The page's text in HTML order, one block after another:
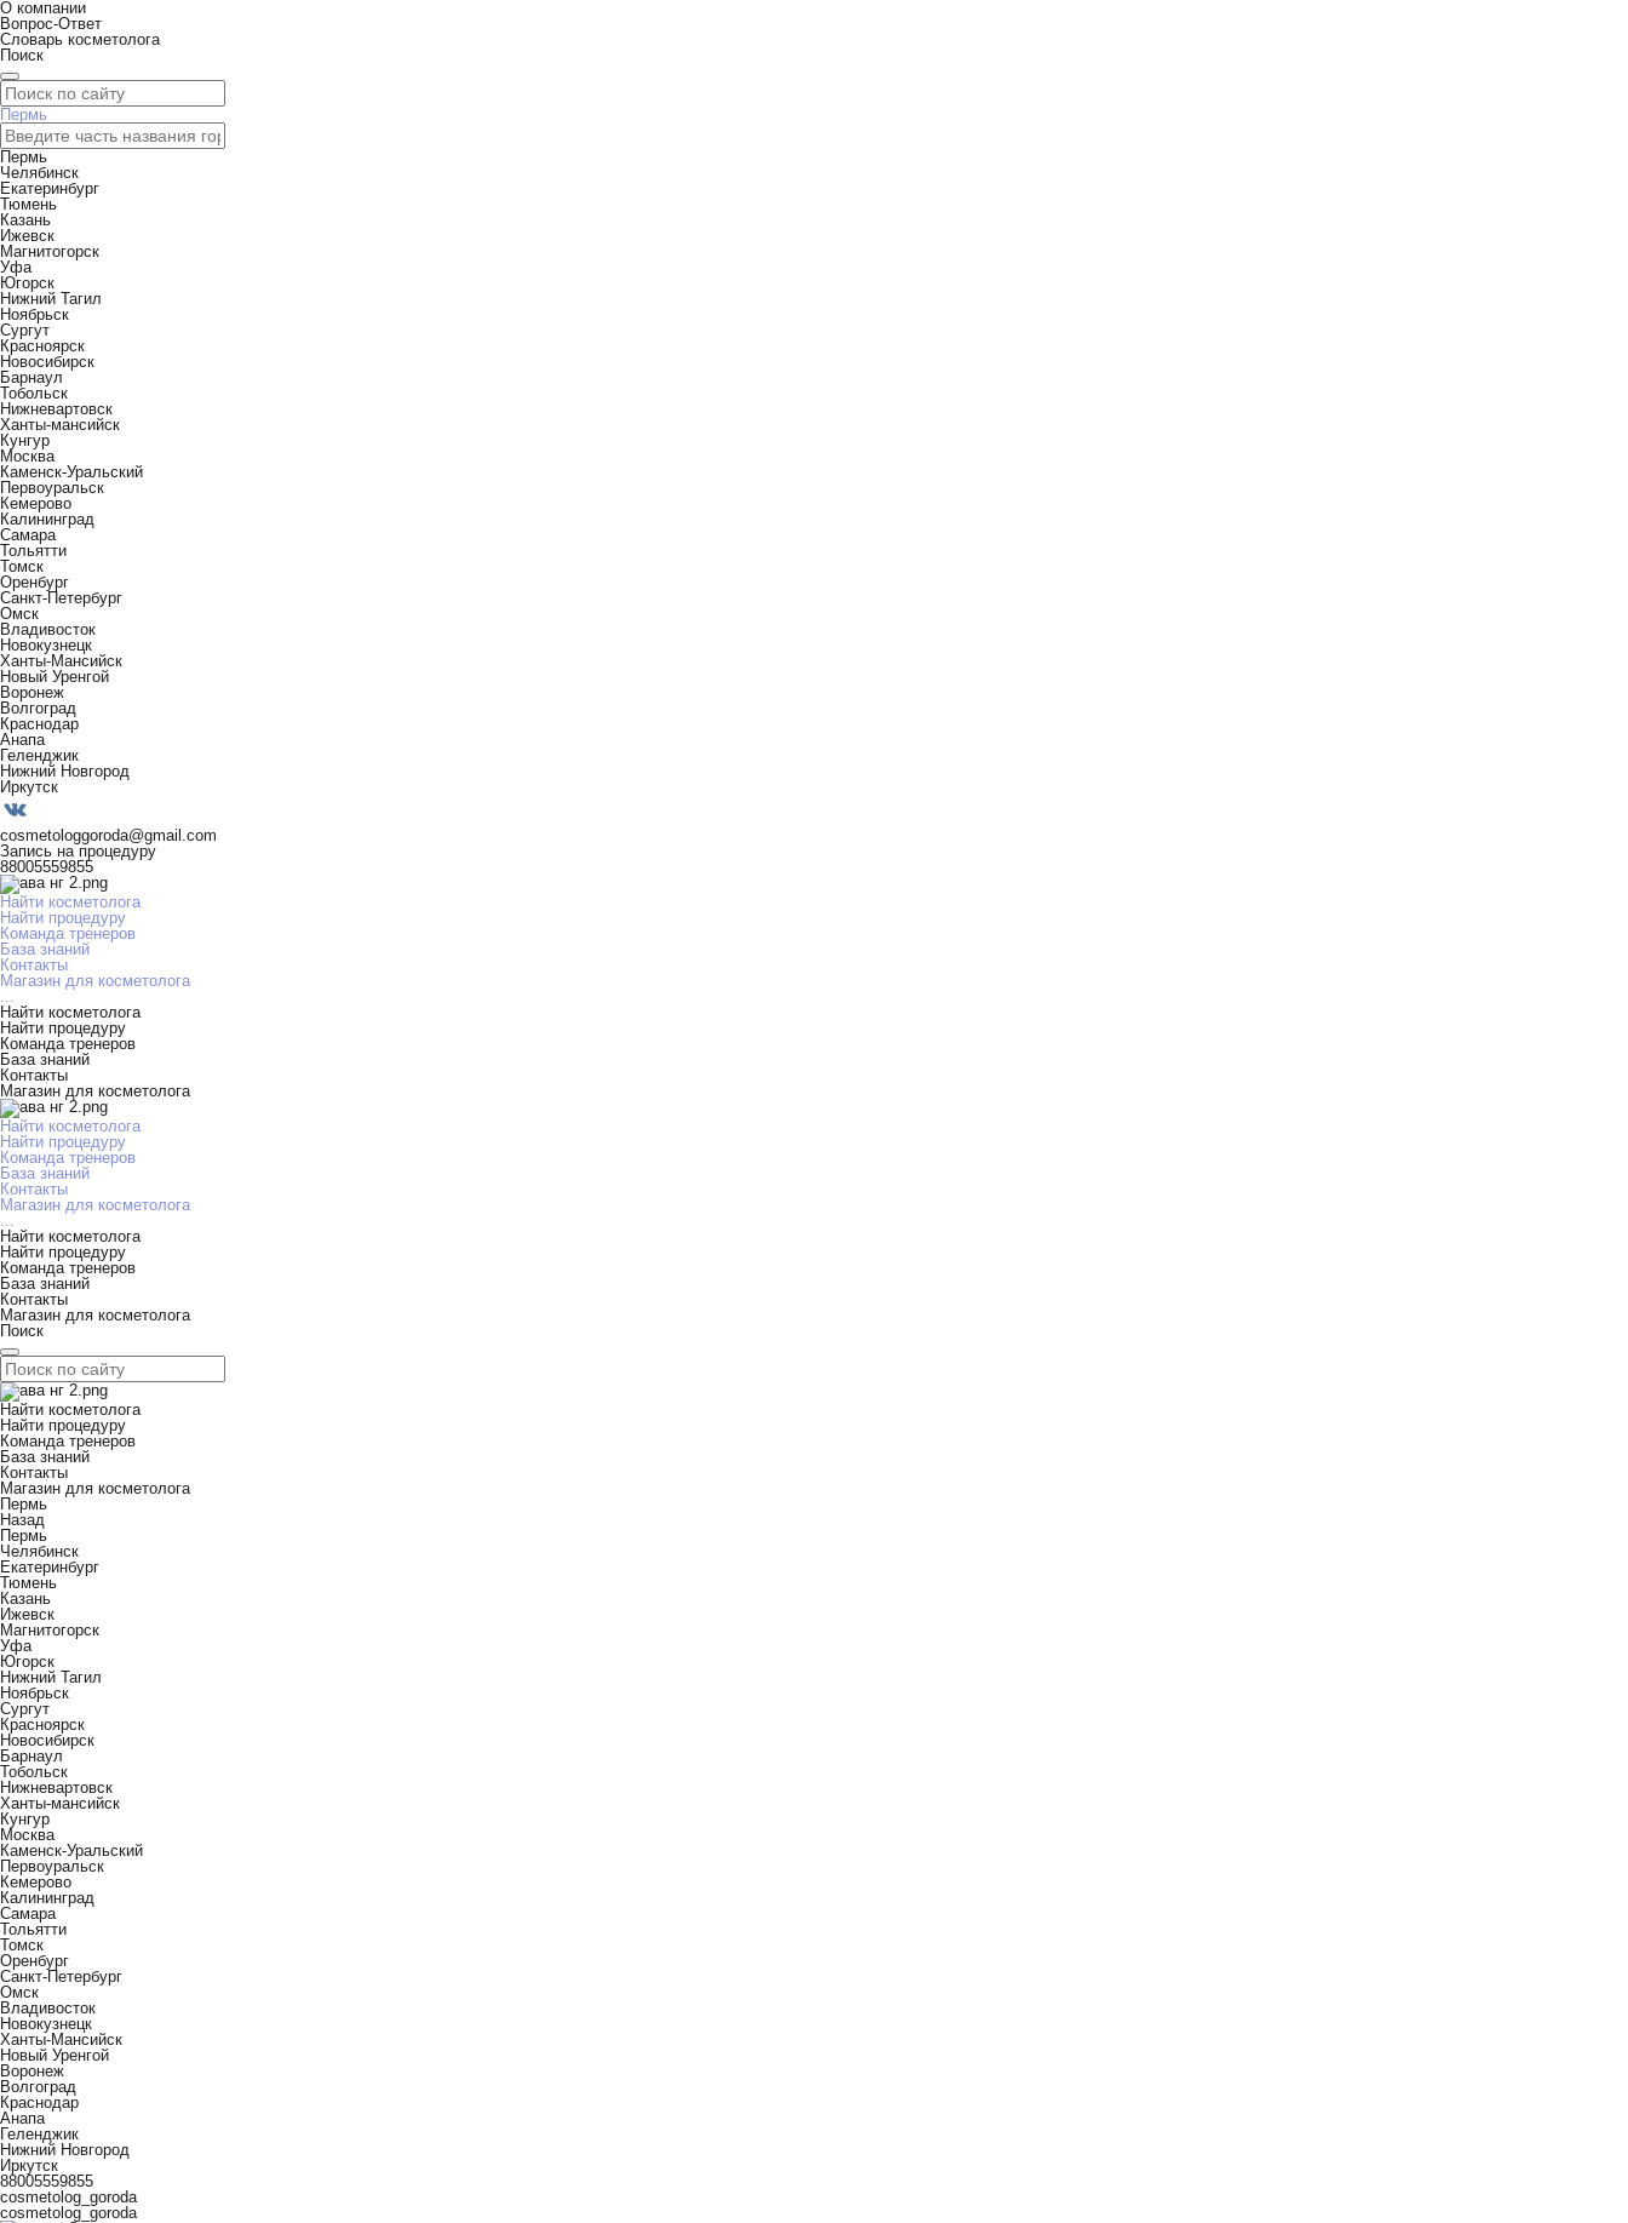
О компании
Вопрос-Ответ
Словарь косметолога
Поиск
Пермь
Пермь
Челябинск
Екатеринбург
Тюмень
Казань
Ижевск
Магнитогорск
Уфа
Югорск
Нижний Тагил
Ноябрьск
Сургут
Красноярск
Новосибирск
Барнаул
Тобольск
Нижневартовск
Ханты-мансийск
Кунгур
Москва
Каменск-Уральский
Первоуральск
Кемерово
Калининград
Самара
Тольятти
Томск
Оренбург
Санкт-Петербург
Омск
Владивосток
Новокузнецк
Ханты-Мансийск
Новый Уренгой
Воронеж
Волгоград
Краснодар
Анапа
Геленджик
Нижний Новгород
Иркутск
cosmetologgoroda@gmail.com
Запись на процедуру
88005559855
Найти косметолога
Найти процедуру
Команда тренеров
База знаний
Контакты
Магазин для косметолога
...
Найти косметолога
Найти процедуру
Команда тренеров
База знаний
Контакты
Магазин для косметолога
Найти косметолога
Найти процедуру
Команда тренеров
База знаний
Контакты
Магазин для косметолога
...
Найти косметолога
Найти процедуру
Команда тренеров
База знаний
Контакты
Магазин для косметолога
Поиск
Найти косметолога
Найти процедуру
Команда тренеров
База знаний
Контакты
Магазин для косметолога
Пермь
Назад
Пермь
Челябинск
Екатеринбург
Тюмень
Казань
Ижевск
Магнитогорск
Уфа
Югорск
Нижний Тагил
Ноябрьск
Сургут
Красноярск
Новосибирск
Барнаул
Тобольск
Нижневартовск
Ханты-мансийск
Кунгур
Москва
Каменск-Уральский
Первоуральск
Кемерово
Калининград
Самара
Тольятти
Томск
Оренбург
Санкт-Петербург
Омск
Владивосток
Новокузнецк
Ханты-Мансийск
Новый Уренгой
Воронеж
Волгоград
Краснодар
Анапа
Геленджик
Нижний Новгород
Иркутск
88005559855
cosmetolog_goroda
cosmetolog_goroda